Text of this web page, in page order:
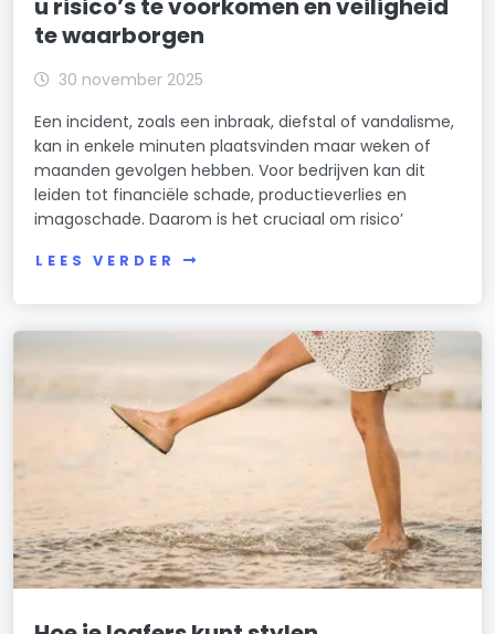
u risico’s te voorkomen en veiligheid
te waarborgen
30 november 2025
Een incident, zoals een inbraak, diefstal of vandalisme,
kan in enkele minuten plaatsvinden maar weken of
maanden gevolgen hebben. Voor bedrijven kan dit
leiden tot financiële schade, productieverlies en
imagoschade. Daarom is het cruciaal om risico’
LEES VERDER